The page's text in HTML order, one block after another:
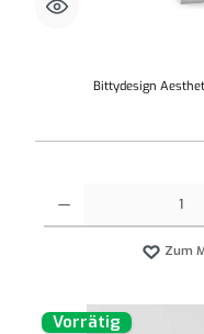
Bittydesign
Zum
Vorrätig